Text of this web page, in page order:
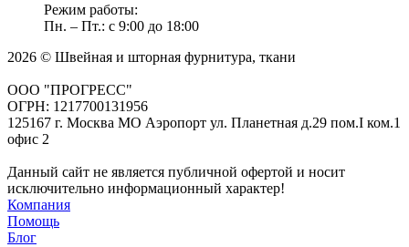
Режим работы:
Пн. – Пт.: с 9:00 до 18:00
2026 © Швейная и шторная фурнитура, ткани
ООО "ПРОГРЕСС"
ОГРН: 1217700131956
125167 г. Москва МО Аэропорт ул. Планетная д.29 пом.I ком.1
офис 2
Данный сайт не является публичной офертой и носит
исключительно информационный характер!
Компания
Помощь
Блог